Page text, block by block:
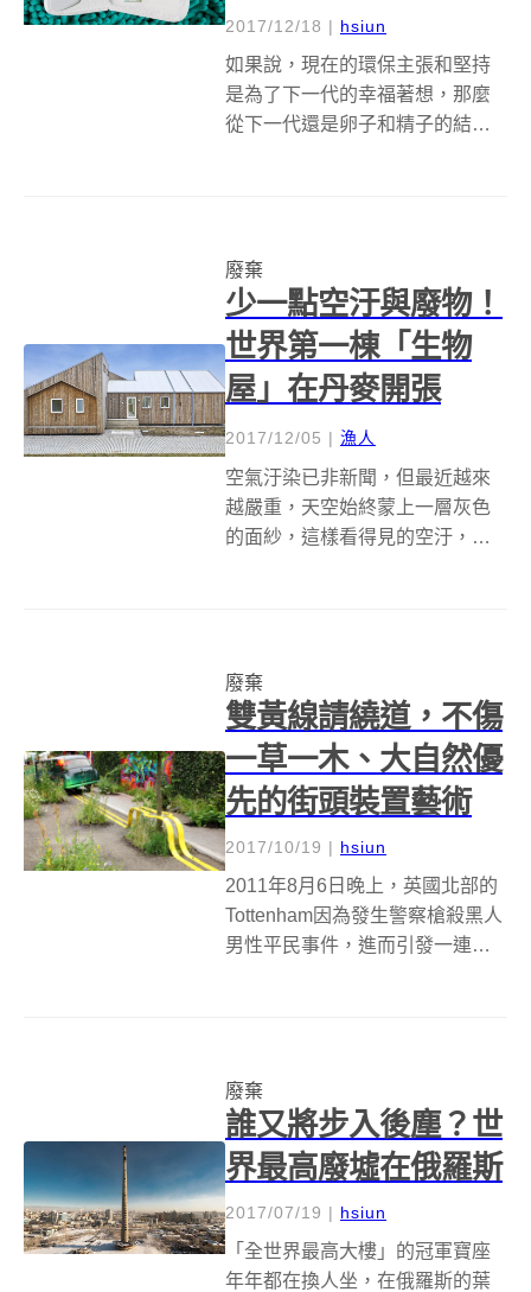
2017/12/18 | hsiun
如果說，現在的環保主張和堅持
是為了下一代的幸福著想，那麼
從下一代還是卵子和精子的結合
棒，有別於傳統驗孕棒大多使用
玻璃纖維、電...
廢棄
少一點空汙與廢物！
世界第一棟「生物
屋」在丹麥開張
2017/12/05 | 漁人
空氣汙染已非新聞，但最近越來
越嚴重，天空始終蒙上一層灰色
的面紗，這樣看得見的空汙，讓
料、物品的燃燒才是最關鍵的解
決做法。 建築團...
廢棄
雙黃線請繞道，不傷
一草一木、大自然優
先的街頭裝置藝術
2017/10/19 | hsiun
2011年8月6日晚上，英國北部的
Tottenham因為發生警察槍殺黑人
男性平民事件，進而引發一連串
廢棄
誰又將步入後塵？世
界最高廢墟在俄羅斯
2017/07/19 | hsiun
「全世界最高大樓」的冠軍寶座
年年都在換人坐，在俄羅斯的葉